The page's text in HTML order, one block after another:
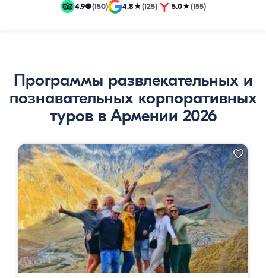
4.9●(150) 4.8★(125) 5.0★(155)
Программы развлекательных и
познавательных корпоративных
туров в Армении 2026